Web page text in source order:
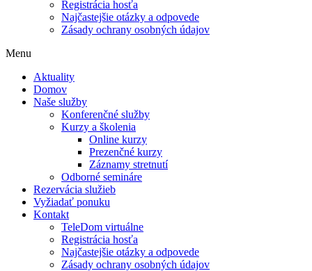
Registrácia hosťa
Najčastejšie otázky a odpovede
Zásady ochrany osobných údajov
Menu
Aktuality
Domov
Naše služby
Konferenčné služby
Kurzy a školenia
Online kurzy
Prezenčné kurzy
Záznamy stretnutí
Odborné semináre
Rezervácia služieb
Vyžiadať ponuku
Kontakt
TeleDom virtuálne
Registrácia hosťa
Najčastejšie otázky a odpovede
Zásady ochrany osobných údajov